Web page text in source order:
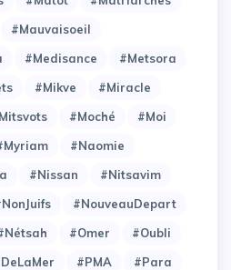
#Mauvaisoeil
#Medisance
#Metsora
#Mikve
#Miracle
#Moché
#Moi
#Naomie
#Nissan
#Nitsavim
#NouveauDepart
#Omer
#Oubli
#PMA
#Para